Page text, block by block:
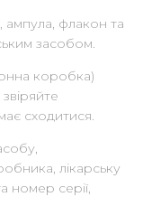
ампула, флакон та
засобом.
коробка)
сходитися.
лікарську
номер серії,